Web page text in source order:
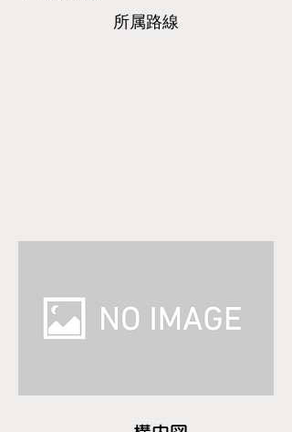
所属路線